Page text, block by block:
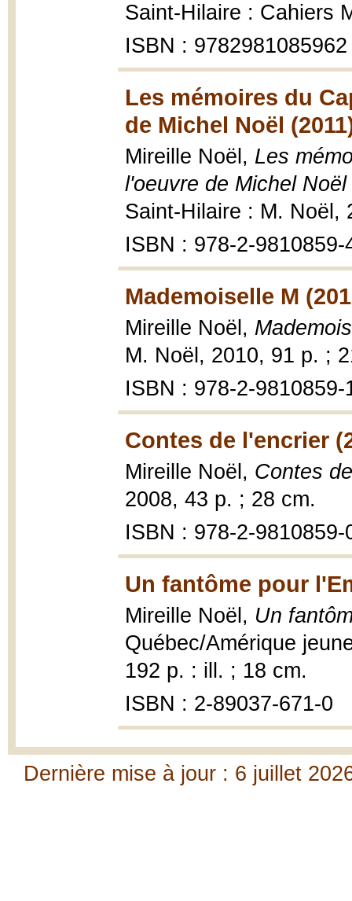
Saint-Hilaire : Cahiers
ISBN : 9782981085962
Les mémoires du
de Michel Noël
Mireille Noël, Les
l'oeuvre de Michel
Saint-Hilaire : M. Noël,
ISBN : 978-2-9810859-
Mademoiselle M
Mireille Noël,
M. Noël, 2010, 91 p. ;
ISBN : 978-2-9810859-
Contes de l'encrier
Mireille Noël, Contes
2008, 43 p. ; 28 cm.
ISBN : 978-2-9810859-
Un fantôme pour
Mireille Noël, Un
Québec/Amérique
192 p. : ill. ; 18 cm.
ISBN : 2-89037-671-0
Dernière mise à jour : 6 juillet